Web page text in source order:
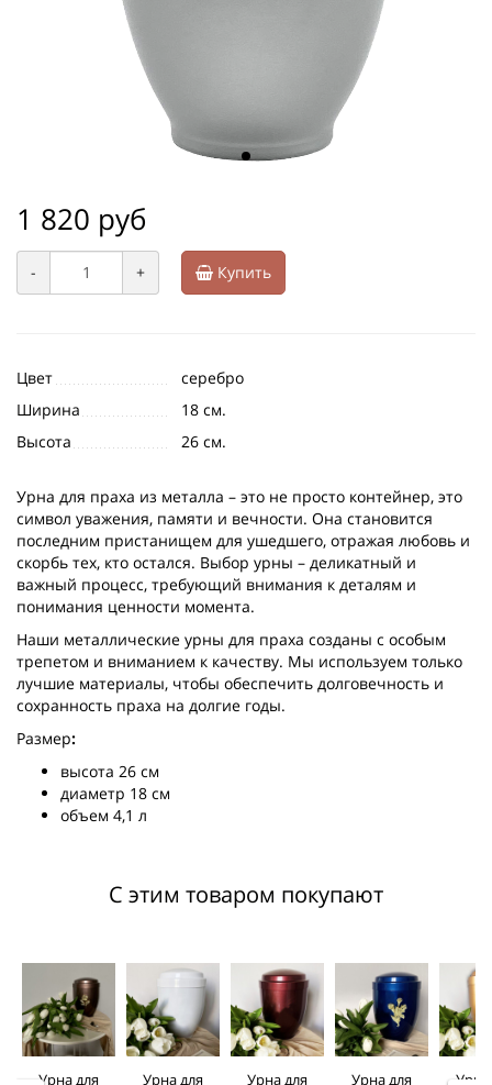
1 820 руб
- + Купить
Цвет
серебро
Ширина
18 см.
Высота
26 см.
Урна для праха из металла – это не просто контейнер, это
символ уважения, памяти и вечности. Она становится
последним пристанищем для ушедшего, отражая любовь и
скорбь тех, кто остался. Выбор урны – деликатный и
важный процесс, требующий внимания к деталям и
понимания ценности момента.
Наши металлические урны для праха созданы с особым
трепетом и вниманием к качеству. Мы используем только
лучшие материалы, чтобы обеспечить долговечность и
сохранность праха на долгие годы.
Размер:
высота 26 см
диаметр 18 см
объем 4,1 л
С этим товаром покупают
Урна для
Урна для
Урна для
Урна для
Урна